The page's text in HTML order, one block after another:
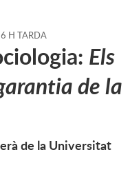
6 H TARDA
Els
de la
de la Universitat